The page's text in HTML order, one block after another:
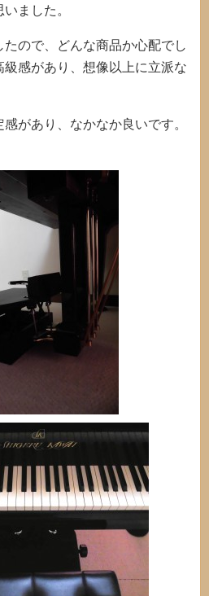
ました。
ので、どんな商品か心配でし
感があり、想像以上に立派な
があり、なかなか良いです。